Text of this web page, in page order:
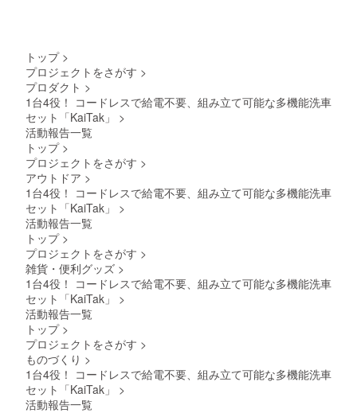
トップ >
プロジェクトをさがす >
プロダクト >
1台4役！ コードレスで給電不要、組み立て可能な多機能洗車
セット「KaiTak」
>
活動報告一覧
トップ >
プロジェクトをさがす >
アウトドア >
1台4役！ コードレスで給電不要、組み立て可能な多機能洗車
セット「KaiTak」
>
活動報告一覧
トップ >
プロジェクトをさがす >
雑貨・便利グッズ >
1台4役！ コードレスで給電不要、組み立て可能な多機能洗車
セット「KaiTak」
>
活動報告一覧
トップ >
プロジェクトをさがす >
ものづくり >
1台4役！ コードレスで給電不要、組み立て可能な多機能洗車
セット「KaiTak」
>
活動報告一覧